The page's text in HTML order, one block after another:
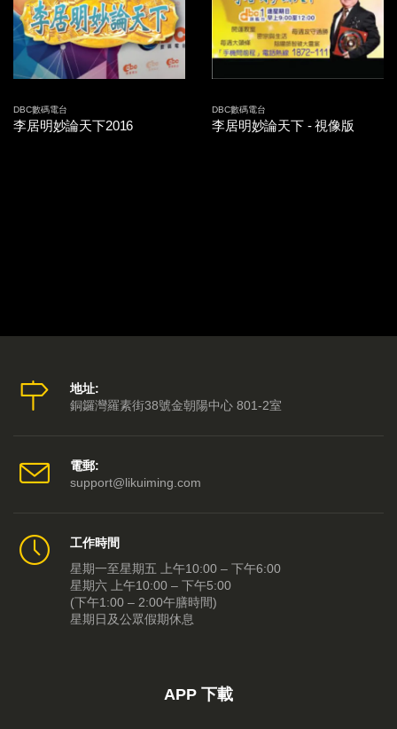
2014-09-24 第13集
2014-09-23 第12集
2014-09-12 第05集
2014-09-10 第03集
2014-09-08 第01集
DBC數碼電台
李居明妙論天下2016
DBC數碼電台
李居明妙論天下 - 視像版
地址:
銅鑼灣羅素街38號金朝陽中心 801-2室
電郵:
support@likuiming.com
工作時間
星期一至星期五 上午10:00 – 下午6:00
星期六 上午10:00 – 下午5:00
(下午1:00 – 2:00午膳時間)
星期日及公眾假期休息
APP 下載